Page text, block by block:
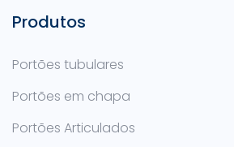
Produtos
Portões tubulares
Portões em chapa
Portões Articulados